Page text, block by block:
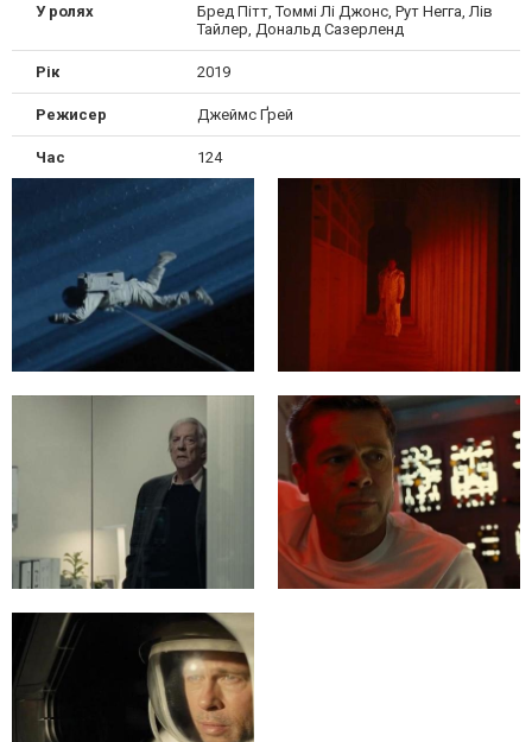
У ролях
Бред Пітт, Томмі Лі Джонс, Рут Негга, Лів
Тайлер, Дональд Сазерленд
Рік 2019
Режисер Джеймс Ґрей
Час 124